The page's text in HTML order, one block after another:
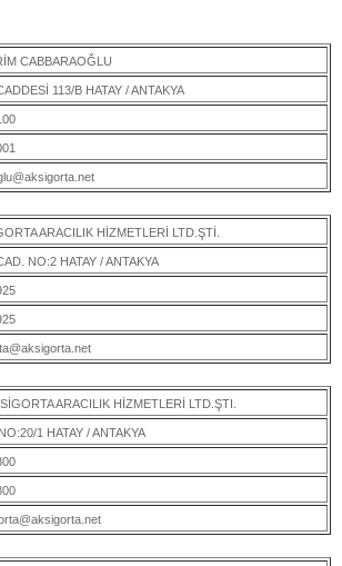
CABBARAOĞLU
113/B HATAY / ANTAKYA
ARACILIK HİZMETLERİ LTD.ŞTİ.
NO:2 HATAY / ANTAKYA
ARACILIK HİZMETLERİ LTD.ŞTI.
1 HATAY / ANTAKYA